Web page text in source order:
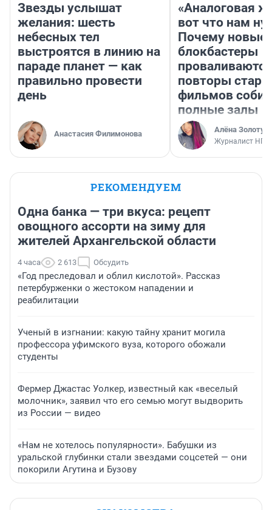
Звезды услышат
желания: шесть
небесных тел
выстроятся в линию на
параде планет — как
правильно провести
день
Анастасия Филимонова
«Аналоговая
вот что нам
Почему новые
блокбастеры
повторы
фильмов
полные залы
Алёна
Журналист НГС
РЕКОМЕНДУЕМ
Одна банка — три вкуса: рецепт
овощного ассорти на зиму для
жителей Архангельской области
4 часа 2 613 Обсудить
«Год преследовал и облил кислотой». Рассказ
петербурженки о жестоком нападении и
реабилитации
Ученый в изгнании: какую тайну хранит могила
профессора уфимского вуза, которого обожали
студенты
Фермер Джастас Уолкер, известный как «веселый
молочник», заявил что его семью могут выдворить
из России — видео
«Нам не хотелось популярности». Бабушки из
уральской глубинки стали звездами соцсетей — они
покорили Агутина и Бузову